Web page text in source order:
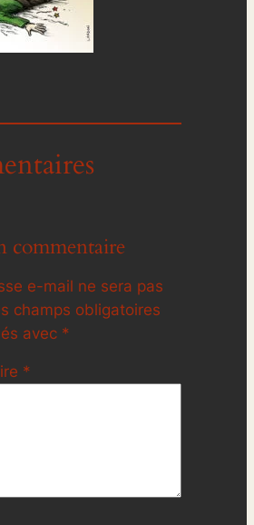
commentaire
e-mail ne sera pas
champs obligatoires
avec *
*